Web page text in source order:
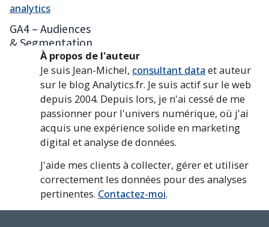
Limites, Suivi)
GA4 – Audiences
& Segmentation
À propos de l'auteur
Je suis Jean-Michel, consultant data et auteur
sur le blog Analytics.fr. Je suis actif sur le web
depuis 2004. Depuis lors, je n'ai cessé de me
passionner pour l'univers numérique, où j'ai
acquis une expérience solide en marketing
digital et analyse de données.
J'aide mes clients à collecter, gérer et utiliser
correctement les données pour des analyses
pertinentes. Contactez-moi.